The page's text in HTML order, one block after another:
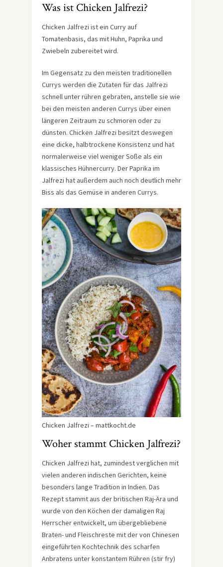
Was ist Chicken Jalfrezi?
Chicken Jalfrezi ist ein Curry auf
Tomatenbasis, das mit Huhn, Paprika und
Zwiebeln zubereitet wird.
Im Gegensatz zu den meisten traditionellen
Currys werden die Zutaten für das Jalfrezi
schnell unter rühren gebraten, anstelle sie wie
bei den meisten anderen Currys über einen
längeren Zeitraum zu schmoren oder zu
dünsten. Chicken Jalfrezi besitzt deswegen
eine dicke, halbtrockene Konsistenz und hat
normalerweise viel weniger Soße als ein
klassisches Hühnercurry. Der Paprika im
Jalfrezi hat außerdem auch noch deutlich mehr
Biss als das Gemüse in anderen Currys.
Chicken Jalfrezi – mattkocht.de
Woher stammt Chicken Jalfrezi?
Chicken Jalfrezi hat, zumindest verglichen mit
vielen anderen indischen Gerichten, keine
besonders lange Tradition in Indien. Das
Rezept stammt aus der britischen Raj-Ära und
wurde von den Köchen der damaligen Raj
Herrscher entwickelt, um übergebliebene
Braten- und Fleischreste mit der von Chinesen
eingeführten Kochtechnik des scharfen
Anbratens unter konstantem Rühren (stir fry)